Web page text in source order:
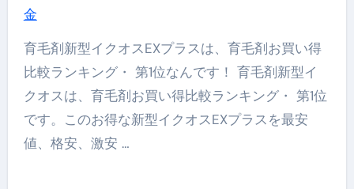
金
育毛剤新型イクオスEXプラスは、育毛剤お買い得
比較ランキング・ 第1位なんです！ 育毛剤新型イ
クオスは、育毛剤お買い得比較ランキング・ 第1位
です。このお得な新型イクオスEXプラスを最安
値、格安、激安 …